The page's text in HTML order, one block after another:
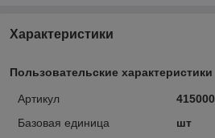
Характеристики
Пользовательские характеристики
Артикул
415000
Базовая единица
шт